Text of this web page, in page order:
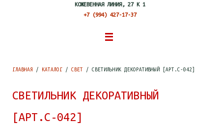
КОЖЕВЕННАЯ ЛИНИЯ, 27 К 1
+7 (994) 427-17-37
ГЛАВНАЯ / КАТАЛОГ / СВЕТ / СВЕТИЛЬНИК ДЕКОРАТИВНЫЙ [АРТ.С-042]
СВЕТИЛЬНИК ДЕКОРАТИВНЫЙ
[АРТ.С-042]